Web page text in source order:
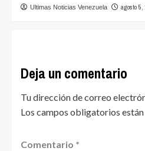
Ultimas Noticias Venezuela agosto 5,
Deja un comentario
Tu dirección de correo
Los campos obligatorios
Comentario *